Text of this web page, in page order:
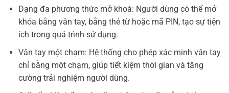
Dạng đa phương thức mở khoá: Người dùng có thể mở
khóa bằng vân tay, bằng thẻ từ hoặc mã PIN, tạo sự tiện
ích trong quá trình sử dụng.
Vân tay một chạm: Hệ thống cho phép xác minh vân tay
chỉ bằng một chạm, giúp tiết kiệm thời gian và tăng
cường trải nghiệm người dùng.